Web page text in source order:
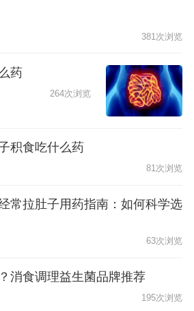
381次浏览
药
264次浏览
积食吃什么药
81次浏览
常拉肚子用药指南：如何科学选
63次浏览
消食调理益生菌品牌推荐
195次浏览